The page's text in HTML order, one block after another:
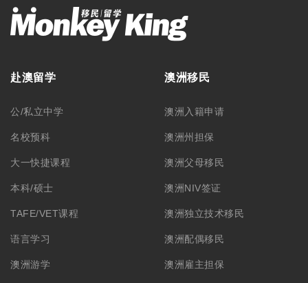
赴澳留学
公/私立中学
名校预科
大一快捷课程
本科/硕士
TAFE/VET课程
语言学习
澳洲游学
澳洲移民
澳洲入籍申请
澳洲州担保
澳洲父母移民
澳洲NIV签证
澳洲独立技术移民
澳洲配偶移民
澳洲雇主担保